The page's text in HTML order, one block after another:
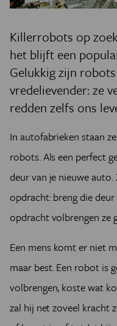
Killerrobots op
het blijft een
Gelukkig zijn
vredelievender: ze
redden zelfs ons
In autofabrieken staan
robots. Als een perfect
deur van je nieuwe auto.
opdracht: breng die
opdracht volbrengen ze
Een mens komt er niet
maar best. Een robot is
volbrengen, koste wat
zal hij net zoveel kracht